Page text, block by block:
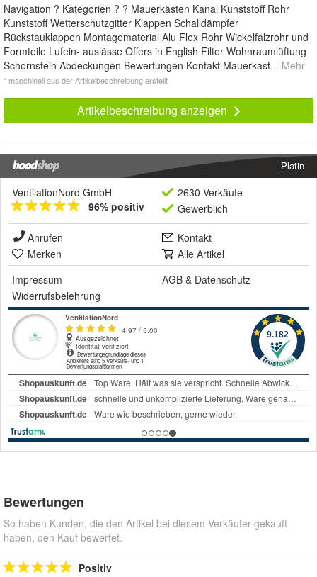
Navigation ? Kategorien ? ? Mauerkästen Kanal Kunststoff Rohr
Kunststoff Wetterschutzgitter Klappen Schalldämpfer
Rückstauklappen Montagematerial Alu Flex Rohr Wickelfalzrohr und
Formteile Lufein- auslässe Offers in English Filter Wohnraumlüftung
Schornstein Abdeckungen Bewertungen Kontakt Mauerkast... Mehr
* maschinell aus der Artikelbeschreibung erstellt
Artikelbeschreibung anzeigen
Platin
VentilationNord GmbH
96% positiv
2630 Verkäufe
Gewerblich
Anrufen
Kontakt
Merken
Alle Artikel
Impressum
AGB & Datenschutz
Widerrufsbelehrung
Bewertungen
So haben Kunden, die den Artikel bei diesem Verkäufer gekauft
haben, den Kauf bewertet.
Positiv